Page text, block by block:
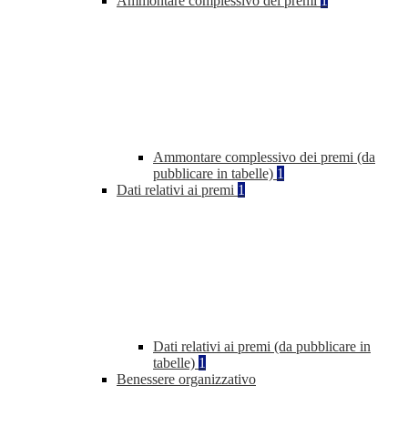
Ammontare complessivo dei premi (da
pubblicare in tabelle) 1
Dati relativi ai premi 1
Dati relativi ai premi (da pubblicare in
tabelle) 1
Benessere organizzativo